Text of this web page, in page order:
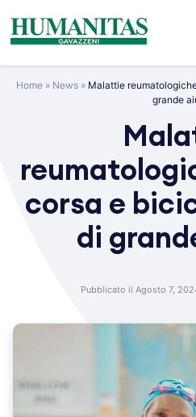
content
Home » News » Malattie
grande
corsa e
di
Pubblicato il Agosto 7,